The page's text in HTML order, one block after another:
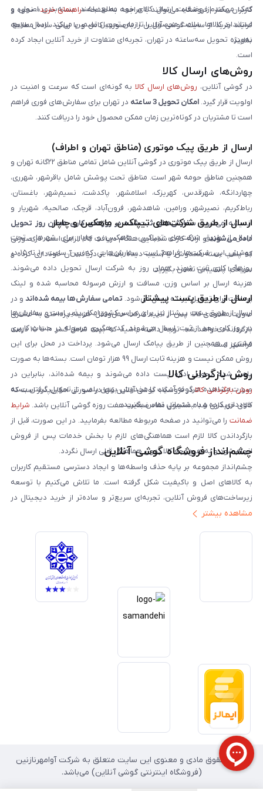
کمک می‌کند از وضعیت ارسال کالای خود مطلع باشند. بسته‌بندی اصولی و
استاندارد کالاها، سلامت محصول را تا زمان تحویل تضمین می‌کند. ارسال سریع،
به‌ویژه تحویل سه‌ساعته در تهران، تجربه‌ای متفاوت از خرید آنلاین ایجاد کرده
است.
کاربران محترم فروشگاه می‌توانند با مراجعه به صفحه «راهنمای خرید»، نحوه و
فرایند خرید از سایت گوشی آنلاین را به‌صورت کامل و با زبانی ساده مطالعه
نمایند.
روش‌های ارسال کالا
در گوشی آنلاین، روش‌های ارسال کالا به گونه‌ای است که سرعت و امنیت در
اولویت قرار گیرد. امکان تحویل 3 ساعته
در تهران برای سفارش‌های فوری فراهم
است تا مشتریان در کوتاه‌ترین زمان ممکن محصول خود را دریافت کنند.
ارسال از طریق پیک موتوری (مناطق تهران و اطراف)
ارسال از طریق پیک موتوری در گوشی آنلاین شامل تمامی مناطق ۲۲گانه تهران و
همچنین مناطق حومه شهر است. مناطق تحت پوشش شامل باقرشهر، شهرری،
چهاردانگه، شهرقدس، کهریزک، اسلامشهر، پاکدشت، نسیم‌شهر، باغستان،
رباط‌کریم، نصیرشهر، ورامین، شاهدشهر، فرون‌آباد، قرچک، صالحیه، شهریار و
اندیشه می‌شود. سفارش‌های ثبت‌شده در روزهای کاری همان روز تحویل
داده می‌شوندو ارائه کارت شناسایی هنگام دریافت کالا الزامی است. در صورتی
که پلمپ بسته مخدوش یا آسیب دیده باشد، از دریافت آن خودداری کرده و
سریعاً با پشتیبانی تماس بگیرید.
ارسال از طریق شرکت‌های تیپاکس، ماهکس و چاپار
ارسال از طریق شرکت‌های تیپاکس، ماهکس و چاپار برای شهرهای تحت
پوشش این شرکت‌ها فراهم است. سفارش‌هایی که بین ساعت ۱۰ تا ۱۵ در
روزهای کاری ثبت شوند، همان روز به شرکت ارسال تحویل داده می‌شوند.
هزینه ارسال بر اساس وزن، مسافت و ارزش مرسوله محاسبه شده و لینک
پرداخت برای تحویل‌گیرنده ارسال می‌شود. تمامی سفارش‌ها بیمه شده‌اند و در
صورت مفقودی کالا، پس از تایید شرکت حمل‌ونقل، هزینه پرداختی به مشتری
بازگردانده خواهد شد. توجه داشته باشید که بیمه شامل کسر ۱۰ تا ۱۵ درصد
فرانشیز است.
ارسال از طریق پست پیشتاز
ارسال از طریق پست پیشتاز نیز برای سراسر کشور امکان‌پذیر است و سفارش‌ها
در روز کاری بعد از ثبت، ارسال می‌شوند. کد رهگیری مرسوله در حساب کاربری
مشتری و همچنین از طریق پیامک ارسال می‌شود. پرداخت در محل برای این
روش ممکن نیست و هزینه ثابت ارسال ۹۹ هزار تومان است. بسته‌ها به صورت
پلمپ شده تحویل اداره پست داده می‌شوند و بیمه شده‌اند، بنابراین در
صورت مشاهده هرگونه آسیب یا مخدوش بودن پلمپ، از تحویل گرفتن بسته
خودداری کرده و با پشتیبانی تماس بگیرید.
روش بازگردانی کالا
روش بازگردانی کالادر فروشگاه گوشی آنلاین تنها در صورتی امکان‌پذیر است که
کالای خریداری شده مشمول مفاد ضمانت هفت روزه گوشی آنلاین باشد. شرایط
ضمانت را می‌توانید در صفحه مربوطه مطالعه بفرمایید. در این صورت، قبل از
بازگرداندن کالا لازم است هماهنگی‌های لازم با بخش خدمات پس از فروش
انجام شود و به هیچ‌وجه کالا بدون هماهنگی قبلی ارسال نگردد.
چشم‌انداز فروشگاه گوشی آنلاین
چشم‌انداز مجموعه بر پایه حذف واسطه‌ها و ایجاد دسترسی مستقیم کاربران
به کالاهای اصل و باکیفیت شکل گرفته است. ما تلاش می‌کنیم با توسعه
زیرساخت‌های فروش آنلاین، تجربه‌ای سریع‌تر و ساده‌تر از خرید دیجیتال در
ایران ارائه دهیم. تبدیل‌شدن به مرجعی قابل اعتماد برای خرید کالای دیجیتال،
خدمات و به‌روزرسانی مداوم محصولات، مسیر ما را روشن‌تر می‌کند. ما باور
داریم آینده بازار دیجیتال متعلق به کسب‌وکارهایی است که صداقت و شفافیت
را در اولویت قرار می‌دهند. گوشی آنلاین با تکیه بر تجربه و تخصص، با قدرت به
سمت تحقق این چشم‌انداز حرکت می‌کند.
مشاهده بیشتر
تمامی حقوق مادی و معنوی این سایت متعلق به شرکت آوامهرنازنین
(فروشگاه اینترنتی گوشی آنلاین) می‌باشد.